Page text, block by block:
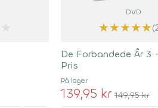
DVD
★★★★★
De Forbandede År 3
Pris
På lager
139,95 kr 149,95 kr